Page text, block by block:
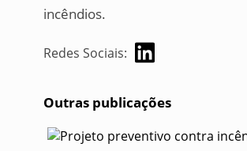
incêndios.
Redes Sociais:
Outras publicações